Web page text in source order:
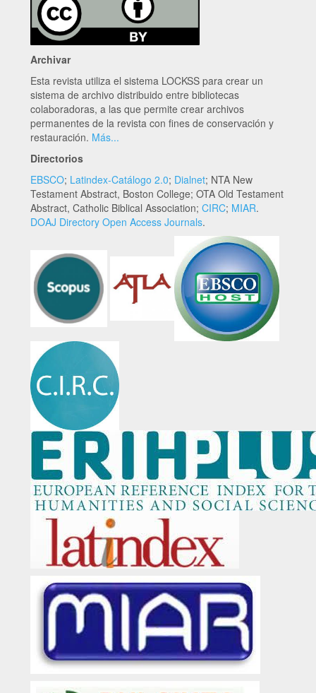
Archivar
Esta revista utiliza el sistema LOCKSS para crear un
sistema de archivo distribuido entre bibliotecas
colaboradoras, a las que permite crear archivos
permanentes de la revista con fines de conservación y
restauración. Más...
Directorios
EBSCO; Latindex-Catálogo 2.0; Dialnet; NTA New
Testament Abstract, Boston College; OTA Old Testament
Abstract, Catholic Biblical Association; CIRC; MIAR.
DOAJ Directory Open Access Journals.